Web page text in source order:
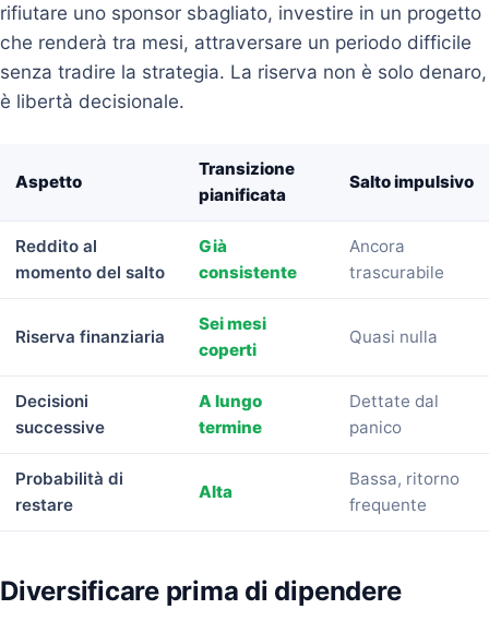
rifiutare uno sponsor sbagliato, investire in un progetto
che renderà tra mesi, attraversare un periodo difficile
senza tradire la strategia. La riserva non è solo denaro,
è libertà decisionale.
Aspetto
Transizione
pianificata
Salto impulsivo
Reddito al
momento del salto
Già
consistente
Ancora
trascurabile
Riserva finanziaria
Sei mesi
coperti
Quasi nulla
Decisioni
successive
A lungo
termine
Dettate dal
panico
Probabilità di
restare
Alta
Bassa, ritorno
frequente
Diversificare prima di dipendere